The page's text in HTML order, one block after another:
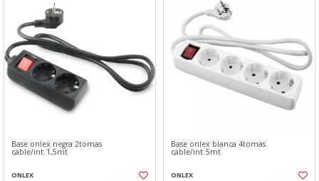
Base onlex negra 2tomas
cable/int.1,5mt
ONLEX
Base onlex blanca 4tomas
cable/int.5mt
ONLEX